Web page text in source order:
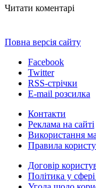
Читати коментарі
Повна версія сайту
Facebook
Twitter
RSS-стрічки
E-mail розсилка
Контакти
Реклама на сайті
Використання
Правила
Договір
Політика у